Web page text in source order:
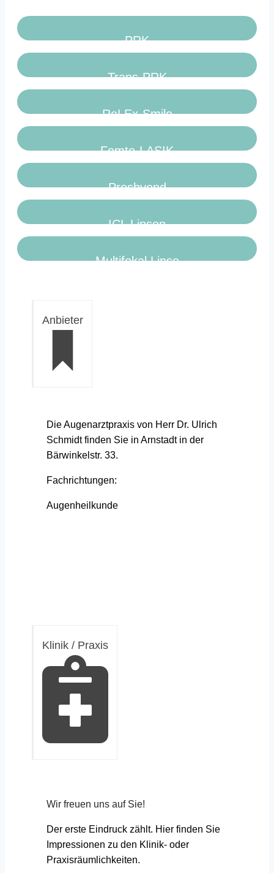
PRK
Trans-PRK
ReLEx-Smile
Femto-LASIK
Presbyond
ICL Linsen
Multifokal Linse
Anbieter
Die Augenarztpraxis von Herr Dr. Ulrich
Schmidt finden Sie in Arnstadt in der
Bärwinkelstr. 33.
Fachrichtungen:
Augenheilkunde
Klinik / Praxis
Wir freuen uns auf Sie!
Der erste Eindruck zählt. Hier finden Sie
Impressionen zu den Klinik- oder
Praxisräumlichkeiten.